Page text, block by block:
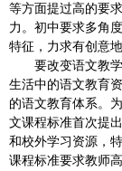
等方面提过高的要
力。初中要求多角
特征，力求有创意地
要改变语文教学
生活中的语文教育
的语文教育体系。
文课程标准首次提
和校外学习资源，
课程标准要求教师